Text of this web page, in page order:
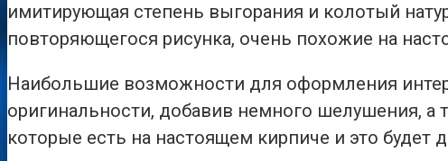
имитирующая степень выгорания и колотый
повторяющегося рисунка, очень похожие на
Наибольшие возможности для оформления
оригинальности, добавив немного шелушения,
которые есть на настоящем кирпиче и это